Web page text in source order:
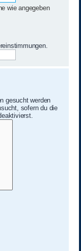
wie angegeben
gesucht werden
sofern du die